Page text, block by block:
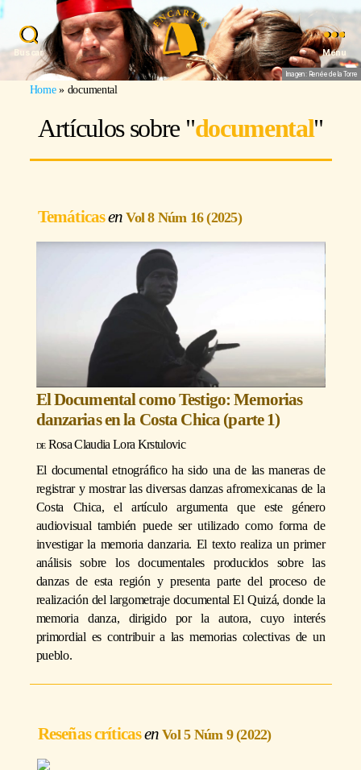
Buscar Menu
Imagen: Renée de la Torre
Home» documental
Artículos sobre "documental"
Temáticas Vol 8 Núm 16 (2025)
El Documental como Testigo: Memorias
danzarias en la Costa Chica (parte 1)
Rosa Claudia Lora Krstulovic
El documental etnográfico ha sido una de las maneras de
registrar y mostrar las diversas danzas afromexicanas de la
Costa Chica, el artículo argumenta que este género
audiovisual también puede ser utilizado como forma de
investigar la memoria danzaria. El texto realiza un primer
análisis sobre los documentales producidos sobre las
danzas de esta región y presenta parte del proceso de
realización del largometraje documental El Quizá, donde la
memoria danza, dirigido por la autora, cuyo interés
primordial es contribuir a las memorias colectivas de un
pueblo.
Reseñas críticas Vol 5 Núm 9 (2022)